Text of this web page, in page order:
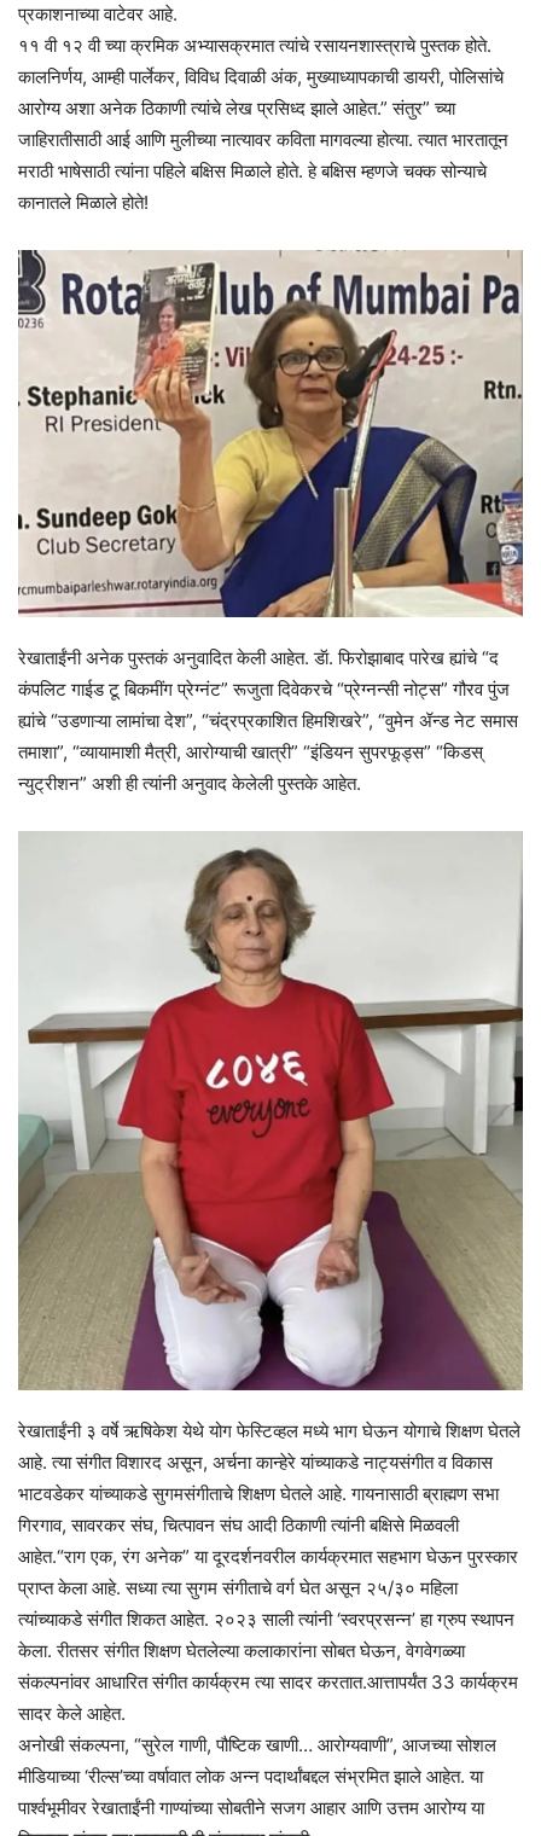
प्रकाशनाच्या वाटेवर आहे.
११ वी १२ वी च्या क्रमिक अभ्यासक्रमात त्यांचे रसायनशास्त्राचे पुस्तक होते.
कालनिर्णय, आम्ही पार्लेकर, विविध दिवाळी अंक, मुख्याध्यापकाची डायरी, पोलिसांचे
आरोग्य अशा अनेक ठिकाणी त्यांचे लेख प्रसिध्द झाले आहेत.” संतुर” च्या
जाहिरातीसाठी आई आणि मुलीच्या नात्यावर कविता मागवल्या होत्या. त्यात भारतातून
मराठी भाषेसाठी त्यांना पहिले बक्षिस मिळाले होते. हे बक्षिस म्हणजे चक्क सोन्याचे
कानातले मिळाले होते!
रेखाताईंनी अनेक पुस्तकं अनुवादित केली आहेत. डॅा. फिरोझाबाद पारेख ह्यांचे “द
कंपलिट गाईड टू बिकमींग प्रेग्नंट” रूजुता दिवेकरचे “प्रेग्नन्सी नोट्स” गौरव पुंज
ह्यांचे “उडणाऱ्या लामांचा देश”, “चंद्रप्रकाशित हिमशिखरे”, “वुमेन ॲन्ड नेट समास
तमाशा”, “व्यायामाशी मैत्री, आरोग्याची खात्री” “इंडियन सुपरफूड्स” “किडस्
न्युट्रीशन” अशी ही त्यांनी अनुवाद केलेली पुस्तके आहेत.
रेखाताईंनी ३ वर्षे ऋषिकेश येथे योग फेस्टिव्हल मध्ये भाग घेऊन योगाचे शिक्षण घेतले
आहे. त्या संगीत विशारद असून, अर्चना कान्हेरे यांच्याकडे नाट्यसंगीत व विकास
भाटवडेकर यांच्याकडे सुगमसंगीताचे शिक्षण घेतले आहे. गायनासाठी ब्राह्मण सभा
गिरगाव, सावरकर संघ, चित्पावन संघ आदी ठिकाणी त्यांनी बक्षिसे मिळवली
आहेत.“राग एक, रंग अनेक” या दूरदर्शनवरील कार्यक्रमात सहभाग घेऊन पुरस्कार
प्राप्त केला आहे. सध्या त्या सुगम संगीताचे वर्ग घेत असून २५/३० महिला
त्यांच्याकडे संगीत शिकत आहेत. २०२३ साली त्यांनी ‘स्वरप्रसन्न’ हा ग्रुप स्थापन
केला. रीतसर संगीत शिक्षण घेतलेल्या कलाकारांना सोबत घेऊन, वेगवेगळ्या
संकल्पनांवर आधारित संगीत कार्यक्रम त्या सादर करतात.आत्तापर्यंत 33 कार्यक्रम
सादर केले आहेत.
अनोखी संकल्पना, “सुरेल गाणी, पौष्टिक खाणी… आरोग्यवाणी”, आजच्या सोशल
मीडियाच्या ‘रील्स’च्या वर्षावात लोक अन्न पदार्थांबद्दल संभ्रमित झाले आहेत. या
पार्श्वभूमीवर रेखाताईंनी गाण्यांच्या सोबतीने सजग आहार आणि उत्तम आरोग्य या